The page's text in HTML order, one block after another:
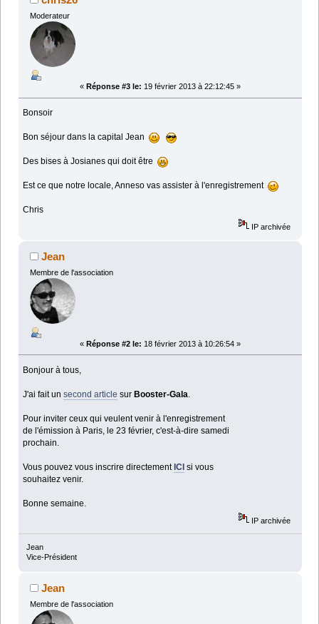
Moderateur
« Réponse #3 le: 19 février 2013 à 22:12:45 »
Bonsoir
Bon séjour dans la capital Jean
Des bises à Josianes qui doit être
Est ce que notre locale, Anneso vas assister à l'enregistrement
Chris
IP archivée
Jean
Membre de l'association
« Réponse #2 le: 18 février 2013 à 10:26:54 »
Bonjour à tous,
J'ai fait unsecond article surBooster-Gala
Pour inviter ceux qui veulent venir à l'enregistrement
de l'émission à Paris, le 23 février, c'est-à-dire samedi
prochain.
Vous pouvez vous inscrire directementICI si vous
souhaitez venir.
Bonne semaine.
IP archivée
Jean
Vice-Président
Jean
Membre de l'association